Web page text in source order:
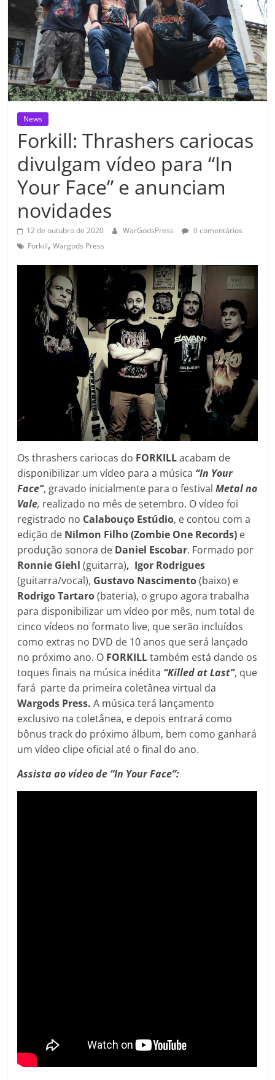
News
Forkill: Thrashers cariocas
divulgam vídeo para “In
Your Face” e anunciam
novidades
12 de outubro de 2020 WarGodsPress
0 comentários
Forkill,Wargods Press
Os thrashers cariocas do FORKILLacabam de
disponibilizar um vídeo para a música “In Your
Face”, gravado inicialmente para o festivalMetal no
Vale, realizado no mês de setembro. O vídeo foi
registrado no Calabouço Estúdio, e contou com a
edição de Nilmon Filho (Zombie One Records) e
produção sonora de Daniel Escobar. Formado por
Ronnie Giehl(guitarra), Igor Rodrigues
(guitarra/vocal), Gustavo Nascimento(baixo) e
Rodrigo Tartaro(bateria), o grupo agora trabalha
para disponibilizar um vídeo por mês, num total de
cinco vídeos no formato live, que serão incluídos
como extras no DVD de 10 anos que será lançado
no próximo ano. O FORKILLtambém está dando os
toques finais na música inédita “Killed at Last”, que
fará parte da primeira coletânea virtual da
Wargods Press.A música terá lançamento
exclusivo na coletânea, e depois entrará como
bônus track do próximo álbum, bem como ganhará
um vídeo clipe oficial até o final do ano.
Assista ao vídeo de “In Your Face”: